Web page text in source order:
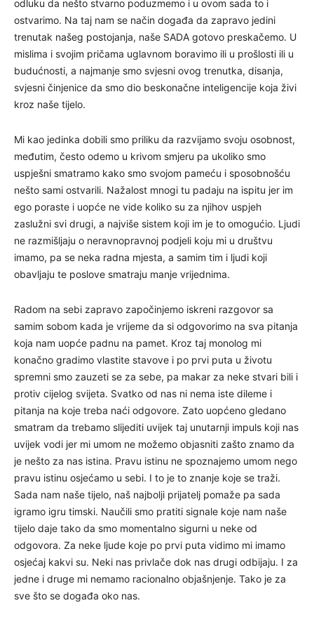
odluku da nešto stvarno poduzmemo i u ovom sada to i
ostvarimo. Na taj nam se način događa da zapravo jedini
trenutak našeg postojanja, naše SADA gotovo preskačemo. U
mislima i svojim pričama uglavnom boravimo ili u prošlosti ili u
budućnosti, a najmanje smo svjesni ovog trenutka, disanja,
svjesni činjenice da smo dio beskonačne inteligencije koja živi
kroz naše tijelo.
Mi kao jedinka dobili smo priliku da razvijamo svoju osobnost,
međutim, često odemo u krivom smjeru pa ukoliko smo
uspješni smatramo kako smo svojom pameću i sposobnošću
nešto sami ostvarili. Nažalost mnogi tu padaju na ispitu jer im
ego poraste i uopće ne vide koliko su za njihov uspjeh
zaslužni svi drugi, a najviše sistem koji im je to omogućio. Ljudi
ne razmišljaju o neravnopravnoj podjeli koju mi u društvu
imamo, pa se neka radna mjesta, a samim tim i ljudi koji
obavljaju te poslove smatraju manje vrijednima.
Radom na sebi zapravo započinjemo iskreni razgovor sa
samim sobom kada je vrijeme da si odgovorimo na sva pitanja
koja nam uopće padnu na pamet. Kroz taj monolog mi
konačno gradimo vlastite stavove i po prvi puta u životu
spremni smo zauzeti se za sebe, pa makar za neke stvari bili i
protiv cijelog svijeta. Svatko od nas ni nema iste dileme i
pitanja na koje treba naći odgovore. Zato uopćeno gledano
smatram da trebamo slijediti uvijek taj unutarnji impuls koji nas
uvijek vodi jer mi umom ne možemo objasniti zašto znamo da
je nešto za nas istina. Pravu istinu ne spoznajemo umom nego
pravu istinu osjećamo u sebi. I to je to znanje koje se traži.
Sada nam naše tijelo, naš najbolji prijatelj pomaže pa sada
igramo igru timski. Naučili smo pratiti signale koje nam naše
tijelo daje tako da smo momentalno sigurni u neke od
odgovora. Za neke ljude koje po prvi puta vidimo mi imamo
osjećaj kakvi su. Neki nas privlače dok nas drugi odbijaju. I za
jedne i druge mi nemamo racionalno objašnjenje. Tako je za
sve što se događa oko nas.